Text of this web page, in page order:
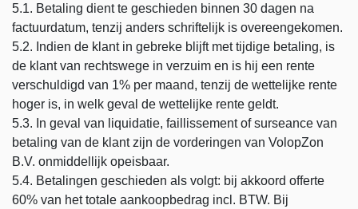
5.1. Betaling dient te geschieden binnen 30 dagen na
factuurdatum, tenzij anders schriftelijk is overeengekomen.
5.2. Indien de klant in gebreke blijft met tijdige betaling, is
de klant van rechtswege in verzuim en is hij een rente
verschuldigd van 1% per maand, tenzij de wettelijke rente
hoger is, in welk geval de wettelijke rente geldt.
5.3. In geval van liquidatie, faillissement of surseance van
betaling van de klant zijn de vorderingen van VolopZon
B.V. onmiddellijk opeisbaar.
5.4. Betalingen geschieden als volgt: bij akkoord offerte
60% van het totale aankoopbedrag incl. BTW. Bij